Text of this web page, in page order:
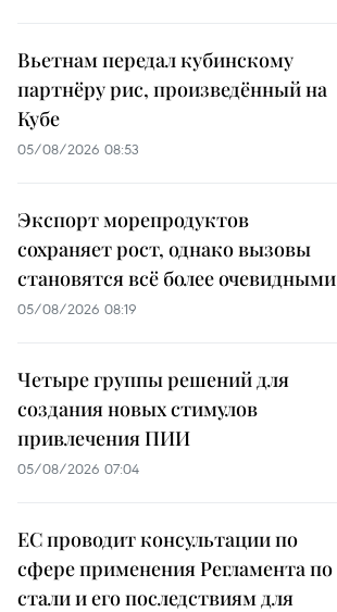
Вьетнам передал кубинскому
партнёру рис, произведённый на
Кубе
05/08/2026 08:53
Экспорт морепродуктов
сохраняет рост, однако вызовы
становятся всё более очевидными
05/08/2026 08:19
Четыре группы решений для
создания новых стимулов
привлечения ПИИ
05/08/2026 07:04
ЕС проводит консультации по
сфере применения Регламента по
стали и его последствиям для